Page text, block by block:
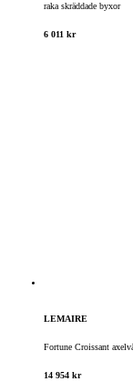
raka skräddade byxor
6 011 kr
LEMAIRE
Fortune Croissant
14 954 kr